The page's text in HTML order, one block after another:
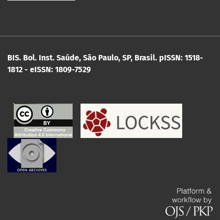
BIS. Bol. Inst. Saúde, São Paulo, SP, Brasil. pISSN: 1518-
1812 - eISSN: 1809-7529